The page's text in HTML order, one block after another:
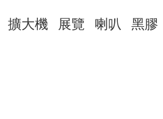
擴大機 展覽 喇叭 黑膠